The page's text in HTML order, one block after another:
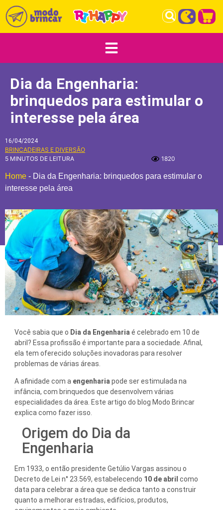
Dia da Engenharia:
brinquedos para estimular o
interesse pela área
16/04/2024
BRINCADEIRAS E DIVERSÃO
5 MINUTOS DE LEITURA
1820
Home - Dia da Engenharia: brinquedos para estimular o
interesse pela área
Você sabia que o Dia da Engenharia é celebrado em 10 de
abril? Essa profissão é importante para a sociedade. Afinal,
ela tem oferecido soluções inovadoras para resolver
problemas de várias áreas.
A afinidade com a engenhariapode ser estimulada na
infância, com brinquedos que desenvolvem várias
especialidades da área. Este artigo do blog Modo Brincar
explica como fazer isso.
Origem do Dia da
Engenharia
Em 1933, o então presidente Getúlio Vargas assinou o
Decreto de Lei n° 23.569, estabelecendo 10 de abril como
data para celebrar a área que se dedica tanto a construir
quanto a melhorar estradas, edifícios, produtos,